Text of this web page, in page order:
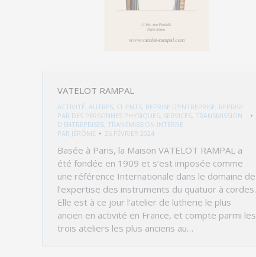
VATELOT RAMPAL
ACTIVITÉ, AUTRES, CLIENTS, REPRISE D'ENTREPRISE, REPRISE
PAR DES PERSONNES PHYSIQUES, SERVICES, TRANSMISSION
D'ENTREPRISES, TRANSMISSION INTERNE
PAR JÉRÔME 26 FÉVRIER 2024
Basée à Paris, la Maison VATELOT RAMPAL a
été fondée en 1909 et s’est imposée comme
une référence Internationale dans le domaine de
l’expertise des instruments du quatuor à cordes.
Elle est à ce jour l’atelier de lutherie le plus
ancien en activité en France, et compte parmi les
trois ateliers les plus anciens au…